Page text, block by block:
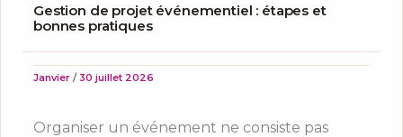
Gestion de projet événementiel : étapes et
bonnes pratiques
Janvier / 30 juillet 2026
Organiser un événement ne consiste pas